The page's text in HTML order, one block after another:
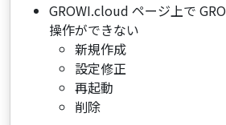
GROWI.cloud ページ上で
操作ができない
新規作成
設定修正
再起動
削除